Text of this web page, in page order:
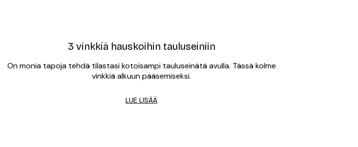
3 vinkkiä hauskoihin tauluseiniin
On monia tapoja tehdä tilastasi kotoisampi tauluseinätä avulla. Tässä kolme
vinkkiä alkuun pääsemiseksi.
LUE LISÄÄ